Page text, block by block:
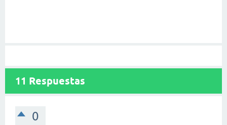
11 Respuestas
0